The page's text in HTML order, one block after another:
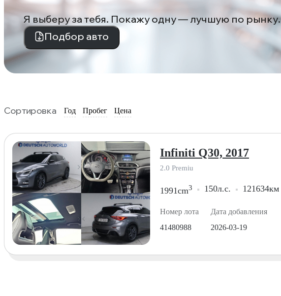
Я выберу за тебя. Покажу одну — лучшую по рынку.
Подбор авто
Сортировка Год Пробег Цена
Infiniti Q30, 2017
2.0 Premiu
1991cm3 150л.с. 121634км
Номер лота
41480988
Дата добавления
2026-03-19